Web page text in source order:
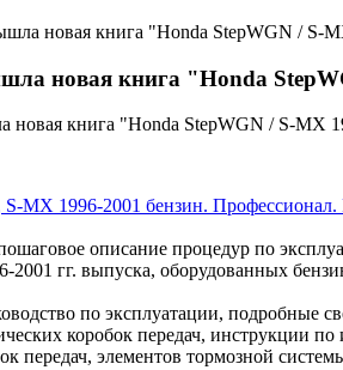
новая книга "Honda StepWGN / S-
новая книга "Honda
MX 1996-2001 бензин.
описание процедур по
2001 гг. выпуска, оборудованных
по эксплуатации, подробные
коробок передач, инструкции
передач, элементов тормозной